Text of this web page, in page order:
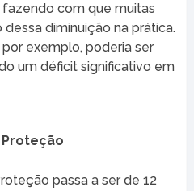
fazendo com que muitas
diminuição na prática.
exemplo, poderia ser
um déficit significativo em
Proteção
passa a ser de 12